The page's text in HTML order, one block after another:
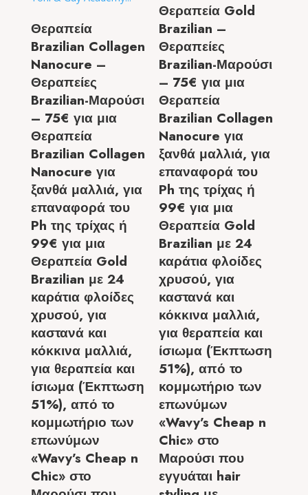
Θεραπεία
Brazilian Collagen
Nanocure –
Θεραπείες
Brazilian-Μαρούσι
– 75€ για μια
Θεραπεία
Brazilian Collagen
Nanocure για
ξανθά μαλλιά, για
επαναφορά του
Ph της τρίχας ή
99€ για μια
Θεραπεία Gold
Brazilian με 24
καράτια φλοίδες
χρυσού, για
καστανά και
κόκκινα μαλλιά,
για θεραπεία και
ίσιωμα (Έκπτωση
51%), από το
κομμωτήριο των
επωνύμων
«Wavy’s Cheap n
Chic» στο
Θεραπεία Gold
Brazilian –
Θεραπείες
Brazilian-Μαρούσι
– 75€ για μια
Θεραπεία
Brazilian Collagen
Nanocure για
ξανθά μαλλιά, για
επαναφορά του
Ph της τρίχας ή
99€ για μια
Θεραπεία Gold
Brazilian με 24
καράτια φλοίδες
χρυσού, για
καστανά και
κόκκινα μαλλιά,
για θεραπεία και
ίσιωμα (Έκπτωση
51%), από το
κομμωτήριο των
επωνύμων
«Wavy’s Cheap n
Chic» στο
Μαρούσι που
εγγυάται hair